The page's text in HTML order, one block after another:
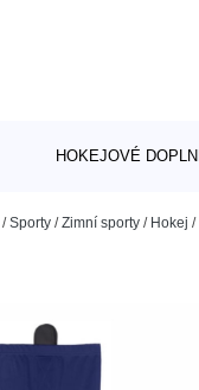
HOKEJOVÉ
/Sporty /Zimní sporty / Hokej /